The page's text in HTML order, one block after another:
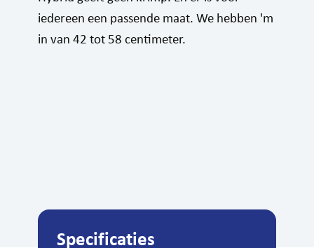
iedereen een passende maat. We hebben 'm
in van 42 tot 58 centimeter.
Specificaties